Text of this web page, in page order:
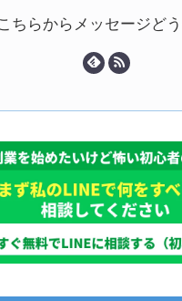
ちらからメッセージど